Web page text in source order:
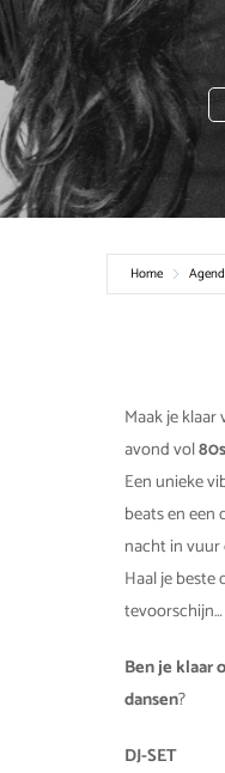
Home
Maak je
avond vol
Een unieke
beats en een
nacht in vuur
Haal je beste
tevoorschijn…
Ben je klaar
dansen?
DJ-SET